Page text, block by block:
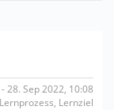
28. Sep 2022, 10:08
Lernziel